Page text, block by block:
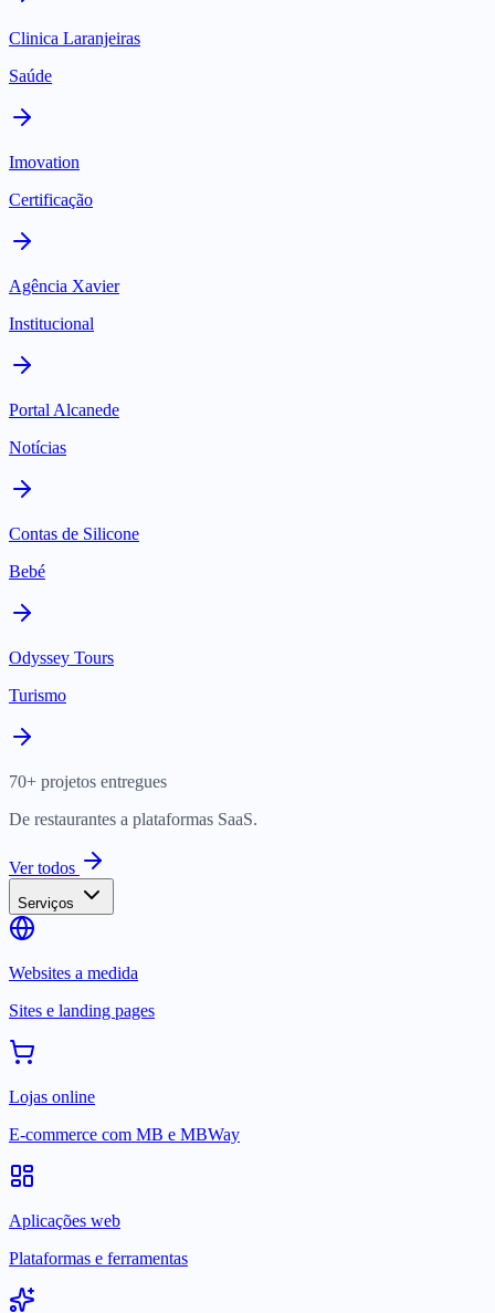
Clinica Laranjeiras
Saúde
Imovation
Certificação
Agência Xavier
Institucional
Portal Alcanede
Notícias
Contas de Silicone
Bebé
Odyssey Tours
Turismo
70+ projetos entregues
De restaurantes a plataformas SaaS.
Ver todos
Serviços
Websites a medida
Sites e landing pages
Lojas online
E-commerce com MB e MBWay
Aplicações web
Plataformas e ferramentas